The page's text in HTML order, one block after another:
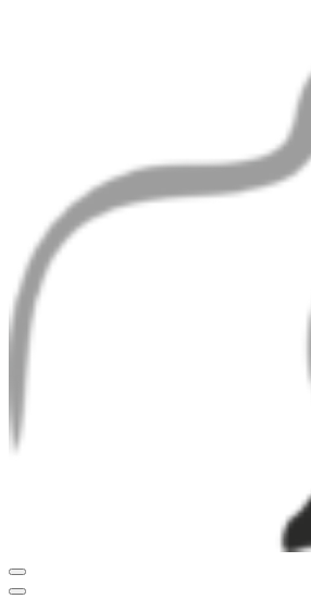
Navigationsmenü
Navigationsmenü